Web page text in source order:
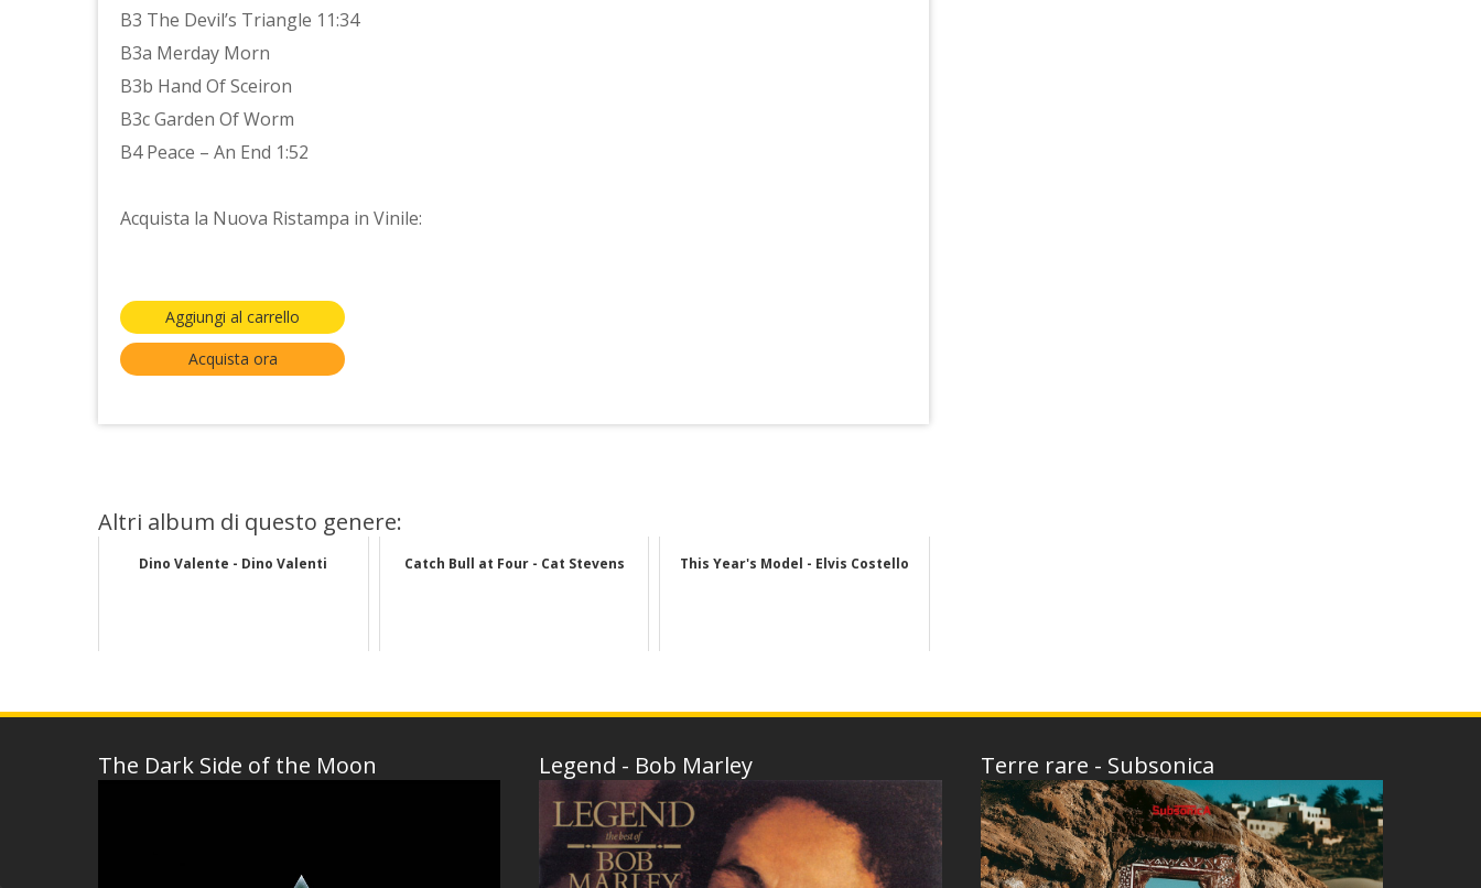
B3 The Devil’s Triangle 11:34
B3a Merday Morn
B3b Hand Of Sceiron
B3c Garden Of Worm
B4 Peace – An End 1:52
Acquista la Nuova Ristampa in Vinile:
Aggiungi al carrello
Acquista ora
Altri album di questo genere:
Dino Valente - Dino Valenti Catch Bull at Four - Cat Stevens This Year's Model - Elvis Costello
The Dark Side of the Moon Legend - Bob Marley Terre rare - Subsonica